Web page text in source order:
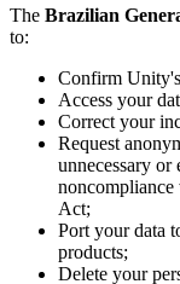
The Brazilian
to:
Confirm
Access your
Correct your
Request
unnecessary or
Act;
Port your data
products;
Delete your